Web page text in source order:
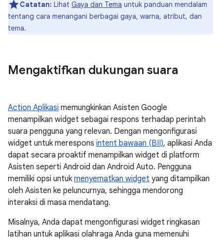
Catatan: Lihat Gaya dan Tema untuk panduan mendalam
tentang cara menangani berbagai gaya, warna, atribut, dan
tema.
Mengaktifkan dukungan suara
Action Aplikasi memungkinkan Asisten Google
menampilkan widget sebagai respons terhadap perintah
suara pengguna yang relevan. Dengan mengonfigurasi
widget untuk merespons intent bawaan (BII), aplikasi Anda
dapat secara proaktif menampilkan widget di platform
Asisten seperti Android dan Android Auto. Pengguna
memiliki opsi untuk menyematkan widget yang ditampilkan
oleh Asisten ke peluncurnya, sehingga mendorong
interaksi di masa mendatang.
Misalnya, Anda dapat mengonfigurasi widget ringkasan
latihan untuk aplikasi olahraga Anda guna memenuhi